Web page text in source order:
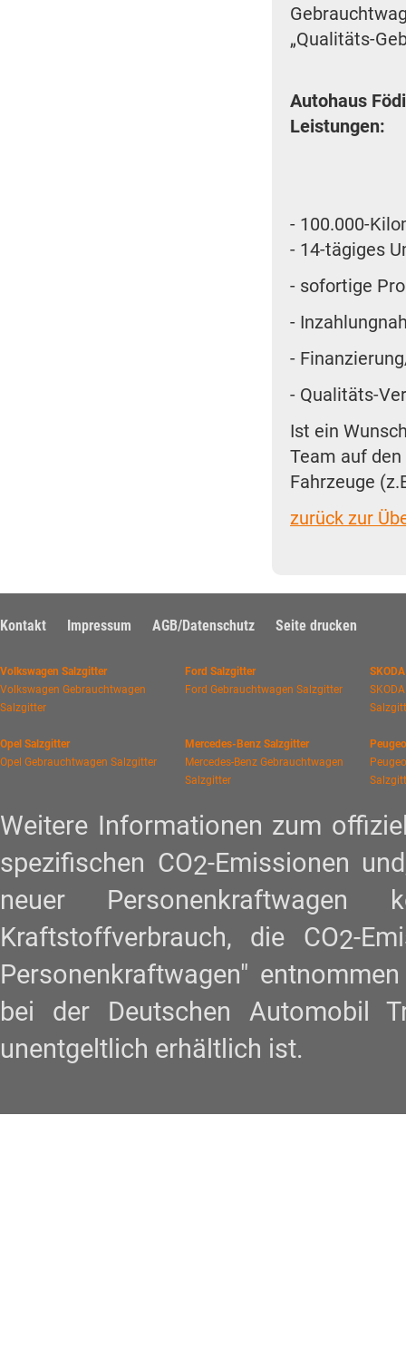
„Qualitäts-
Autohaus
Leistungen:
- 100.000-
- 14-tägiges
- sofortige
-
-
- Qualitäts-
Ist ein
Team auf
Fahrzeuge
zurück zur
Kontakt Impressum AGB/Datenschutz Seite drucken
Volkswagen Salzgitter
Volkswagen Gebrauchtwagen
Salzgitter
Ford Salzgitter
Ford Gebrauchtwagen Salzgitter
Opel Salzgitter
Opel Gebrauchtwagen Salzgitter
Mercedes-Benz Salzgitter
Mercedes-Benz Gebrauchtwagen
Salzgitter
Weitere Informationen zum
spezifischen CO2-Emissionen
neuer
Kraftstoffverbrauch, die CO2-
Personenkraftwagen"
bei der Deutschen Automobil
unentgeltlich erhältlich ist.